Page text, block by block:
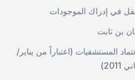
في إدراك الموجودات
بن ثابت
المستشفيات (اعتباراً من يناير/